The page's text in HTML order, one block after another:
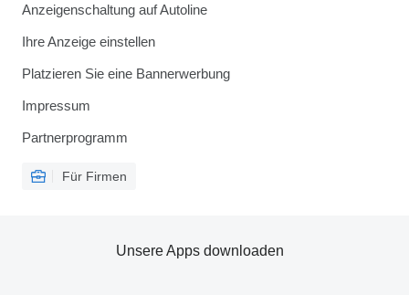
Anzeigenschaltung auf Autoline
Ihre Anzeige einstellen
Platzieren Sie eine Bannerwerbung
Impressum
Partnerprogramm
Für Firmen
Unsere Apps downloaden